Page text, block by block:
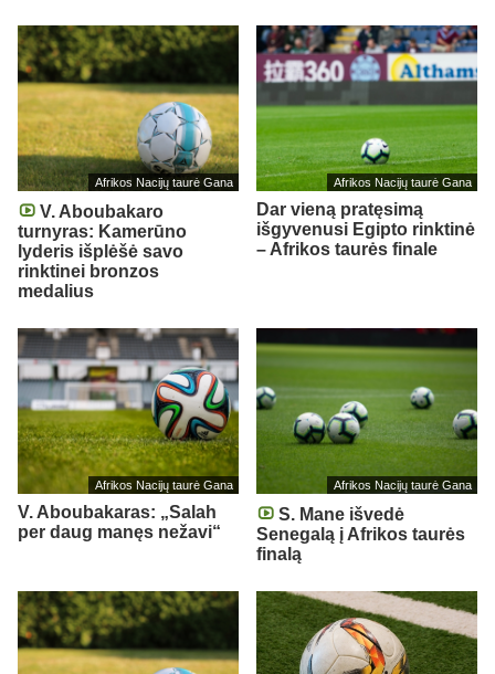
Afrikos Nacijų taurė Gana
V. Aboubakaro
turnyras: Kamerūno
lyderis išplėšė savo
rinktinei bronzos
medalius
Afrikos Nacijų taurė Gana
Dar vieną pratęsimą
išgyvenusi Egipto rinktinė
– Afrikos taurės finale
Afrikos Nacijų taurė Gana
V. Aboubakaras: „Salah
per daug manęs nežavi“
Afrikos Nacijų taurė Gana
S. Mane išvedė
Senegalą į Afrikos taurės
finalą